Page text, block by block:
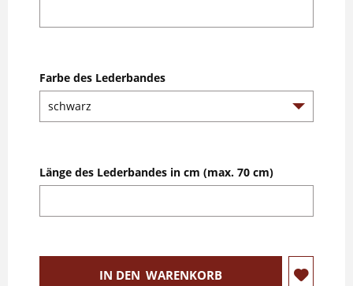
Farbe des Lederbandes
Länge des Lederbandes in cm (max. 70 cm)
IN DEN WARENKORB